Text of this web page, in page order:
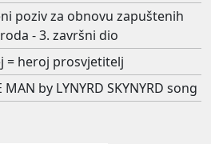
poziv za obnovu zapuštenih
- 3. završni dio
= heroj prosvjetitelj
by LYNYRD SKYNYRD song